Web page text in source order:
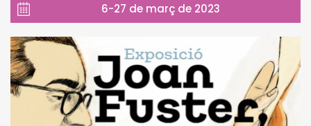
6-27 de març de 2023